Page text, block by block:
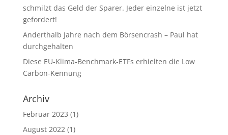
schmilzt das Geld der Sparer. Jeder einzelne ist jetzt
gefordert!
Anderthalb Jahre nach dem Börsencrash – Paul hat
durchgehalten
Diese EU-Klima-Benchmark-ETFs erhielten die Low
Carbon-Kennung
Archiv
Februar 2023 (1)
August 2022(1)